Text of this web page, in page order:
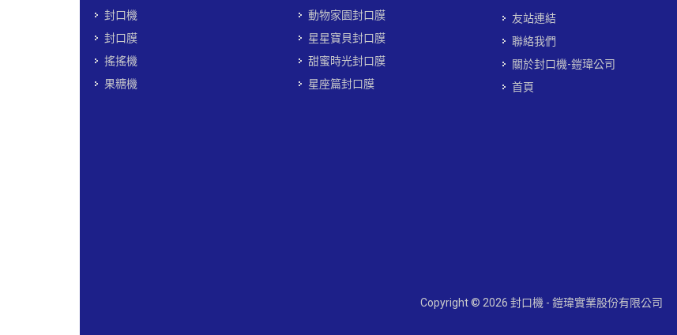
封口機
封口膜
搖搖機
果糖機
動物家園封口膜
星星寶貝封口膜
甜蜜時光封口膜
星座篇封口膜
友站連結
聯絡我們
關於封口機-鎧瑋公司
首頁
Copyright © 2026 封口機 - 鎧瑋實業股份有限公司